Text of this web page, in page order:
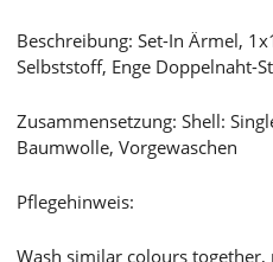
Beschreibung: Set-In Ärmel,
Selbststoff, Enge Doppelnaht-
Zusammensetzung: Shell:
Baumwolle, Vorgewaschen
Pflegehinweis:
Wash similar colours